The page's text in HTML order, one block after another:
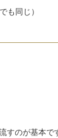
も同じ）
すのが基本